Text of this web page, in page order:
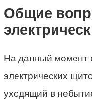
Общие
На данный момент
электрических
уходящий в